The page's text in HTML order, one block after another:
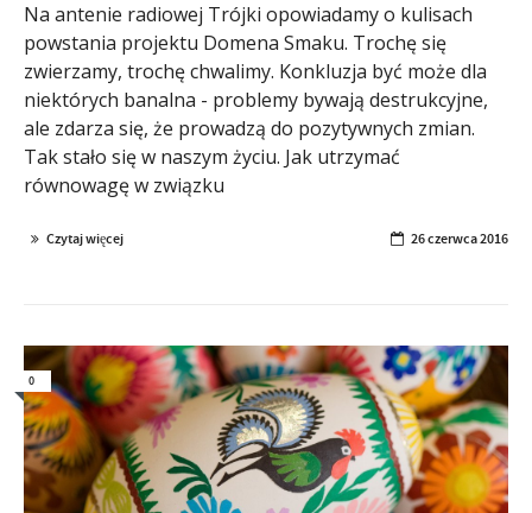
Na antenie radiowej Trójki opowiadamy o kulisach
powstania projektu Domena Smaku. Trochę się
zwierzamy, trochę chwalimy. Konkluzja być może dla
niektórych banalna - problemy bywają destrukcyjne,
ale zdarza się, że prowadzą do pozytywnych zmian.
Tak stało się w naszym życiu. Jak utrzymać
równowagę w związku
Czytaj więcej 26 czerwca 2016
0